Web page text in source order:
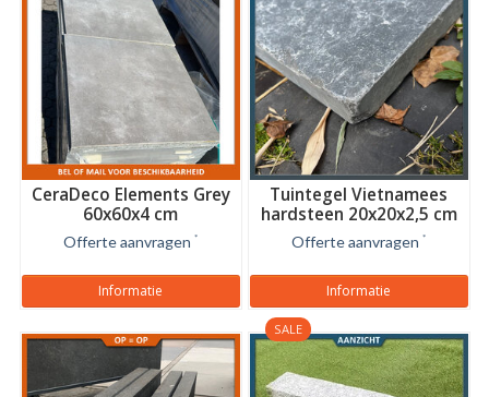
CeraDeco Elements Grey
60x60x4 cm
Offerte aanvragen *
Informatie
SALE
Tuintegel Vietnamees
hardsteen 20x20x2,5 cm
Offerte aanvragen *
Informatie